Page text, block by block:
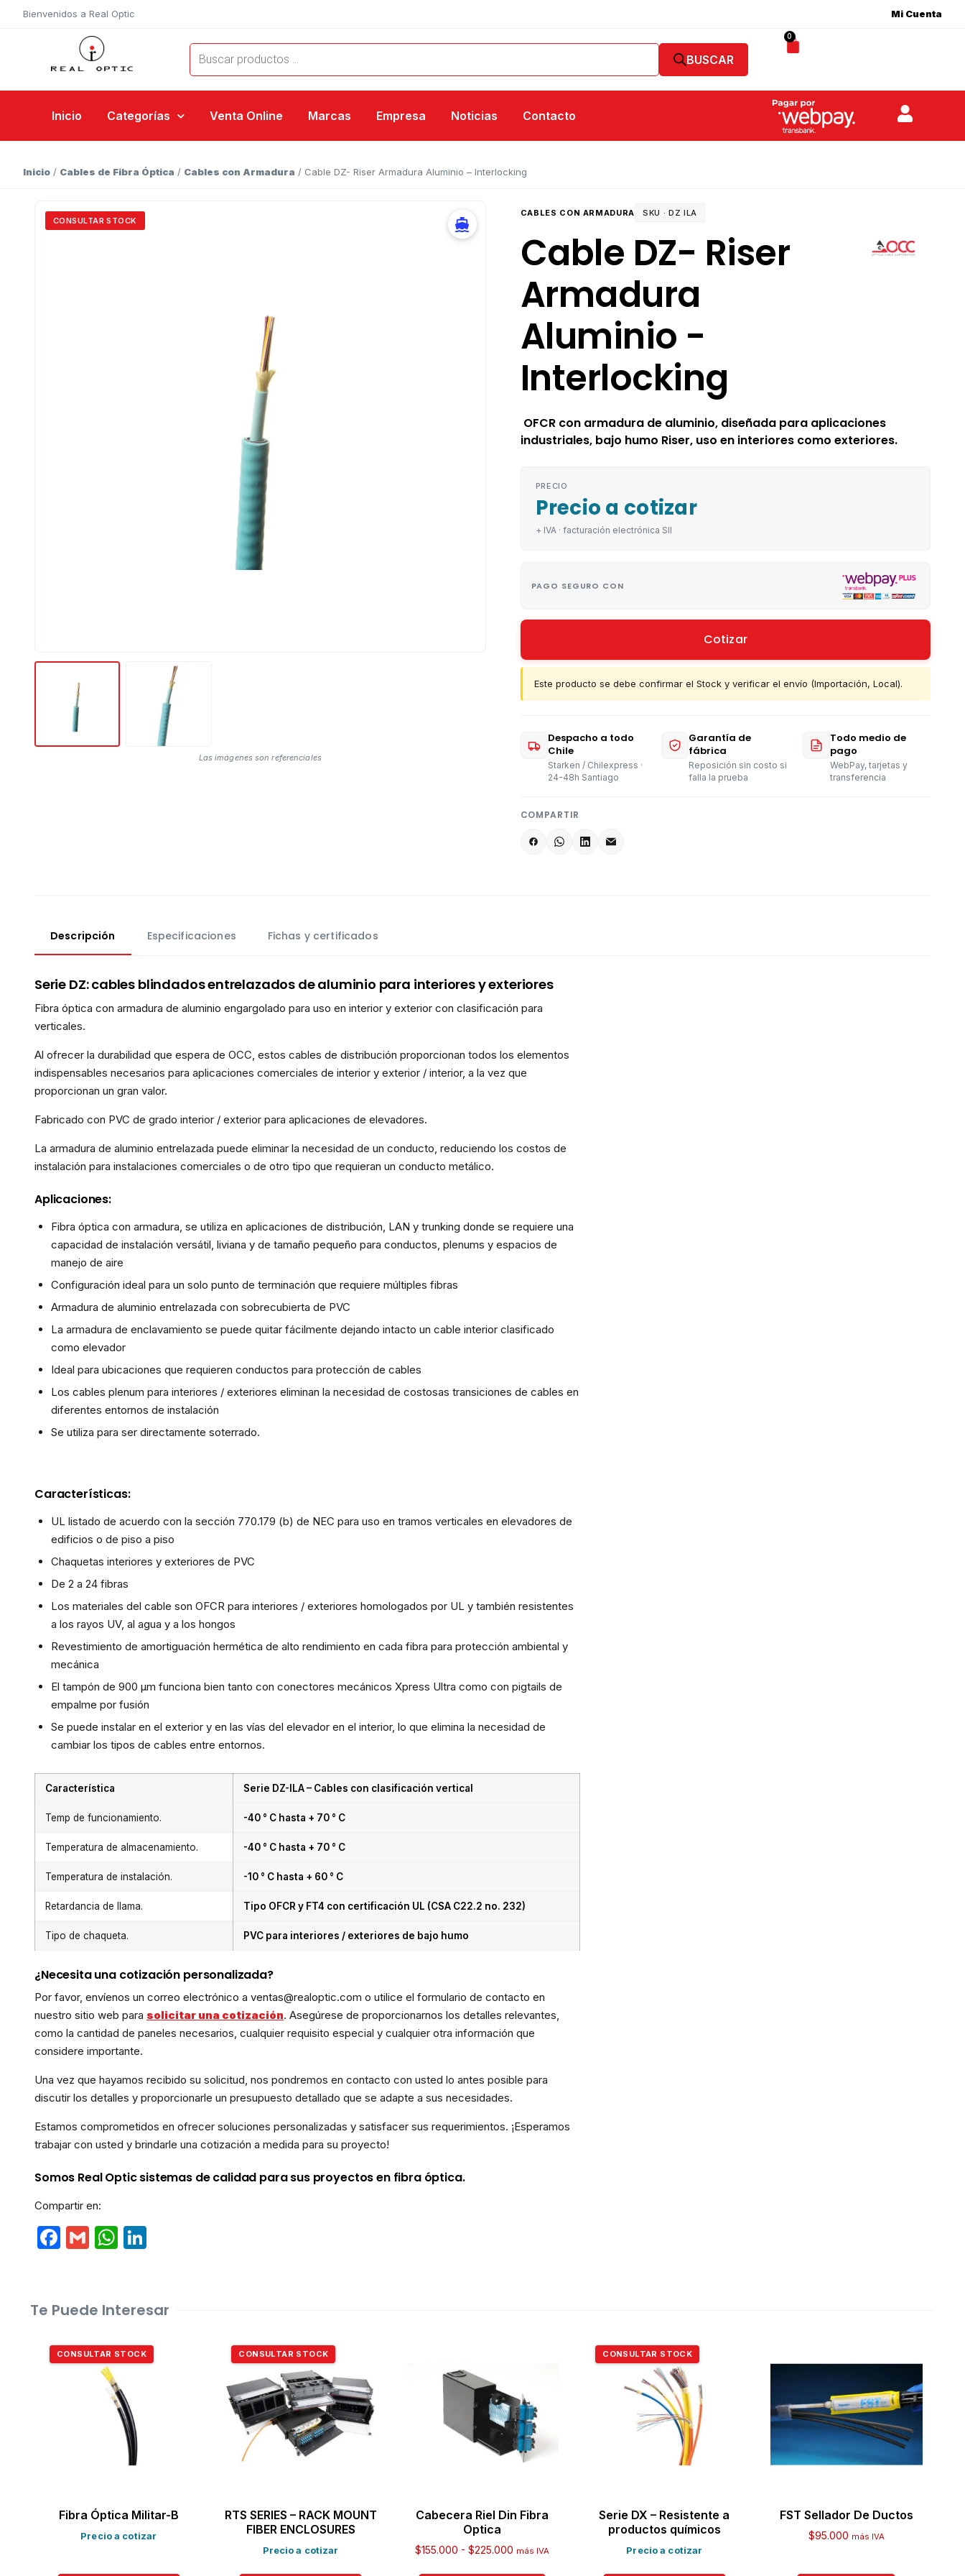
Bienvenidos a Real Optic Mi Cuenta
0
Inicio Categorías Venta Online Marcas Empresa Noticias Contacto
Inicio / Cables de Fibra Óptica / Cables con Armadura / Cable DZ- Riser Armadura Aluminio – Interlocking
CONSULTAR STOCK
Las imágenes son referenciales
CABLES CON ARMADURA SKU ·DZ ILA
Cable DZ- Riser
Armadura
Aluminio -
Interlocking
OFCR con armadura de aluminio, diseñada para aplicaciones
industriales, bajo humo Riser, uso en interiores como exteriores.
PRECIO
Precio a cotizar
+ IVA · facturación electrónica SII
PAGO SEGURO CON
Cotizar
Este producto se debe confirmar el Stock y verificar el envío (Importación, Local).
Despacho a todo
Chile
Starken / Chilexpress ·
24-48h Santiago
Garantía de
fábrica
Reposición sin costo si
falla la prueba
Todo medio de
pago
WebPay, tarjetas y
transferencia
COMPARTIR
Descripción Especificaciones Fichas y certificados
Serie DZ: cables blindados entrelazados de aluminio para interiores y exteriores
Fibra óptica con armadura de aluminio engargolado para uso en interior y exterior con clasificación para
verticales.
Al ofrecer la durabilidad que espera de OCC, estos cables de distribución proporcionan todos los elementos
indispensables necesarios para aplicaciones comerciales de interior y exterior / interior, a la vez que
proporcionan un gran valor.
Fabricado con PVC de grado interior / exterior para aplicaciones de elevadores.
La armadura de aluminio entrelazada puede eliminar la necesidad de un conducto, reduciendo los costos de
instalación para instalaciones comerciales o de otro tipo que requieran un conducto metálico.
Aplicaciones:
Fibra óptica con armadura, se utiliza en aplicaciones de distribución, LAN y trunking donde se requiere una
capacidad de instalación versátil, liviana y de tamaño pequeño para conductos, plenums y espacios de
manejo de aire
Configuración ideal para un solo punto de terminación que requiere múltiples fibras
Armadura de aluminio entrelazada con sobrecubierta de PVC
La armadura de enclavamiento se puede quitar fácilmente dejando intacto un cable interior clasificado
como elevador
Ideal para ubicaciones que requieren conductos para protección de cables
Los cables plenum para interiores / exteriores eliminan la necesidad de costosas transiciones de cables en
diferentes entornos de instalación
Se utiliza para ser directamente soterrado.
Características:
UL listado de acuerdo con la sección 770.179 (b) de NEC para uso en tramos verticales en elevadores de
edificios o de piso a piso
Chaquetas interiores y exteriores de PVC
De 2 a 24 fibras
Los materiales del cable son OFCR para interiores / exteriores homologados por UL y también resistentes
a los rayos UV, al agua y a los hongos
Revestimiento de amortiguación hermética de alto rendimiento en cada fibra para protección ambiental y
mecánica
El tampón de 900 µm funciona bien tanto con conectores mecánicos Xpress Ultra como con pigtails de
empalme por fusión
Se puede instalar en el exterior y en las vías del elevador en el interior, lo que elimina la necesidad de
cambiar los tipos de cables entre entornos.
Característica Serie DZ-ILA – Cables con clasificación vertical
Temp de funcionamiento. -40 ° C hasta + 70 ° C
Temperatura de almacenamiento. -40 ° C hasta + 70 ° C
Temperatura de instalación. -10 ° C hasta + 60 ° C
Retardancia de llama. Tipo OFCR y FT4 con certificación UL (CSA C22.2 no. 232)
Tipo de chaqueta. PVC para interiores / exteriores de bajo humo
¿Necesita una cotización personalizada?
Por favor, envíenos un correo electrónico a ventas@realoptic.com o utilice el formulario de contacto en
nuestro sitio web para solicitar una cotización. Asegúrese de proporcionarnos los detalles relevantes,
como la cantidad de paneles necesarios, cualquier requisito especial y cualquier otra información que
considere importante.
Una vez que hayamos recibido su solicitud, nos pondremos en contacto con usted lo antes posible para
discutir los detalles y proporcionarle un presupuesto detallado que se adapte a sus necesidades.
Estamos comprometidos en ofrecer soluciones personalizadas y satisfacer sus requerimientos. ¡Esperamos
trabajar con usted y brindarle una cotización a medida para su proyecto!
Somos Real Optic sistemas de calidad para sus proyectos en fibra óptica.
Compartir en:
Facebook
GmailWhatsApp
Te Puede Interesar
CONSULTAR STOCK
Fibra Óptica Militar-B
Precio a cotizar
CONSULTAR STOCK
RTS SERIES – RACK MOUNT
FIBER ENCLOSURES
Precio a cotizar
Cabecera Riel Din Fibra
Optica
$155.000 - $225.000 más IVA
CONSULTAR STOCK
Serie DX – Resistente a
productos químicos
Precio a cotizar
FST Sellador De Ductos
$95.000 más IVA